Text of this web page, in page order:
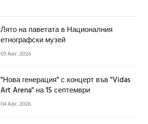
Лято на паветата в Националния
етнографски музей
05 Авг. 2026
"Нова генерация" с концерт във "Vidas
Art Arena" на 15 септември
04 Авг. 2026